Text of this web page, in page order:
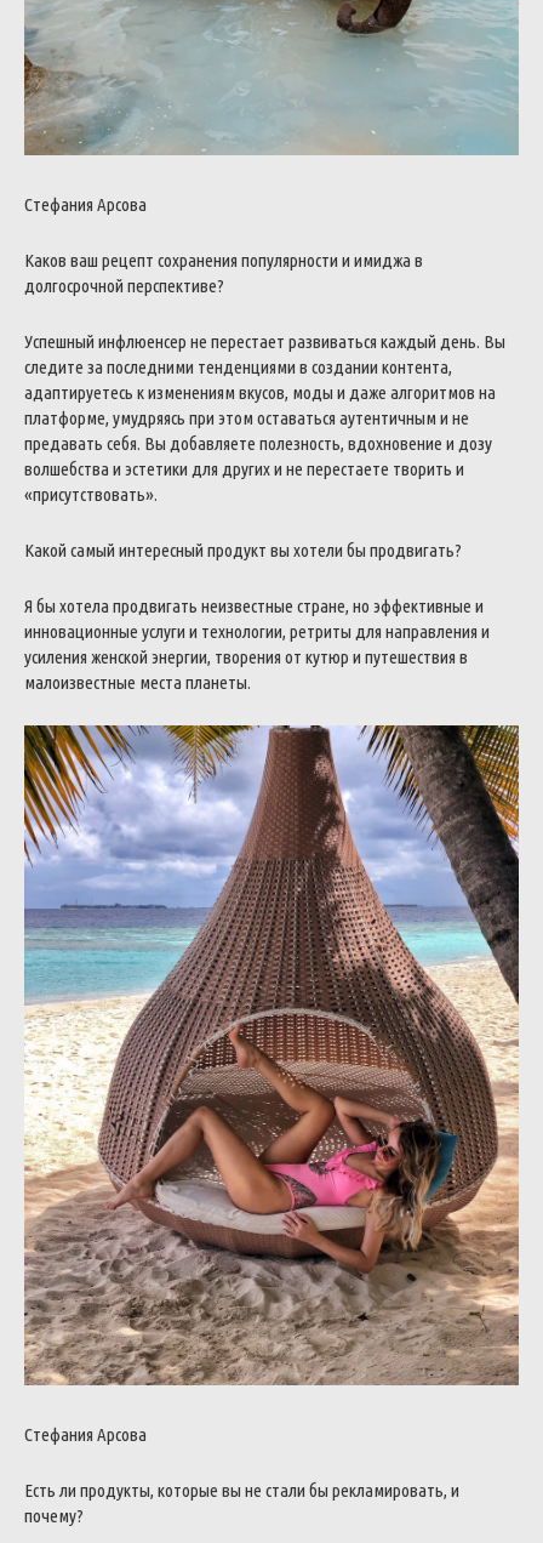
Стефания Арсова
Каков ваш рецепт сохранения популярности и имиджа в
долгосрочной перспективе?
Успешный инфлюенсер не перестает развиваться каждый день. Вы
следите за последними тенденциями в создании контента,
адаптируетесь к изменениям вкусов, моды и даже алгоритмов на
платформе, умудряясь при этом оставаться аутентичным и не
предавать себя. Вы добавляете полезность, вдохновение и дозу
волшебства и эстетики для других и не перестаете творить и
«присутствовать».
Какой самый интересный продукт вы хотели бы продвигать?
Я бы хотела продвигать неизвестные стране, но эффективные и
инновационные услуги и технологии, ретриты для направления и
усиления женской энергии, творения от кутюр и путешествия в
малоизвестные места планеты.
Стефания Арсова
Есть ли продукты, которые вы не стали бы рекламировать, и
почему?